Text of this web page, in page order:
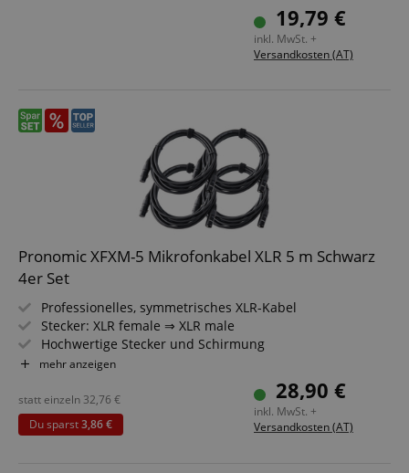
19,79 €
inkl. MwSt. +
Versandkosten (AT)
Pronomic XFXM-5 Mikrofonkabel XLR 5 m Schwarz
4er Set
Professionelles, symmetrisches XLR-Kabel
Stecker: XLR female ⇒ XLR male
Hochwertige Stecker und Schirmung
Länge: 5m
Inkl. Kabelklette
4 Stück im Set
mehr anzeigen
28,90 €
inkl. MwSt. +
Versandkosten (AT)
statt einzeln 32,76 €
Du sparst3,86 €